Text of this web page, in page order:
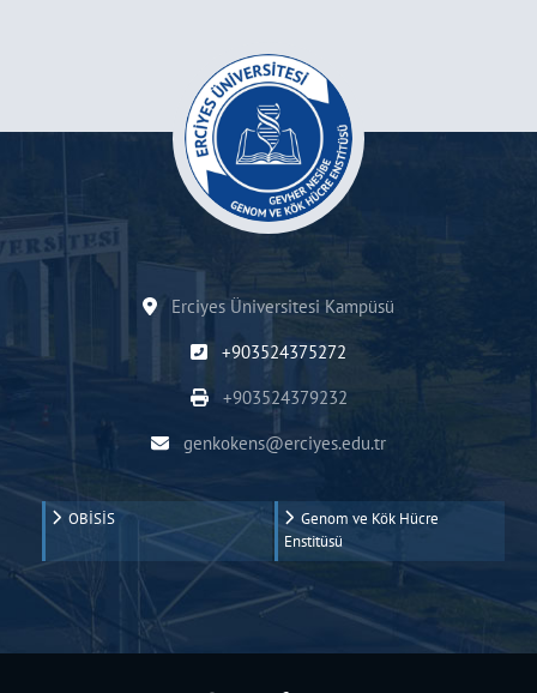
Erciyes Üniversitesi Kampüsü
+903524375272
+903524379232
genkokens@erciyes.edu.tr
OBİSİS
Genom ve Kök Hücre
Enstitüsü